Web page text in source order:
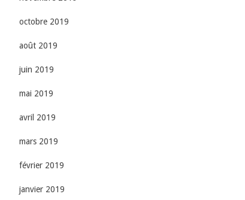
octobre 2019
août 2019
juin 2019
mai 2019
avril 2019
mars 2019
février 2019
janvier 2019